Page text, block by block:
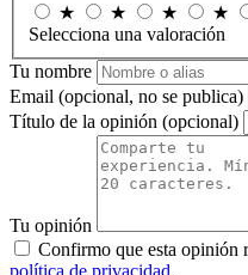
★
★ ★ ★
Selecciona una valoración
Tu nombre
Email (opcional, no se publica)
Título de la opinión (opcional)
Tu opinión
Confirmo que esta opinión
política de privacidad.